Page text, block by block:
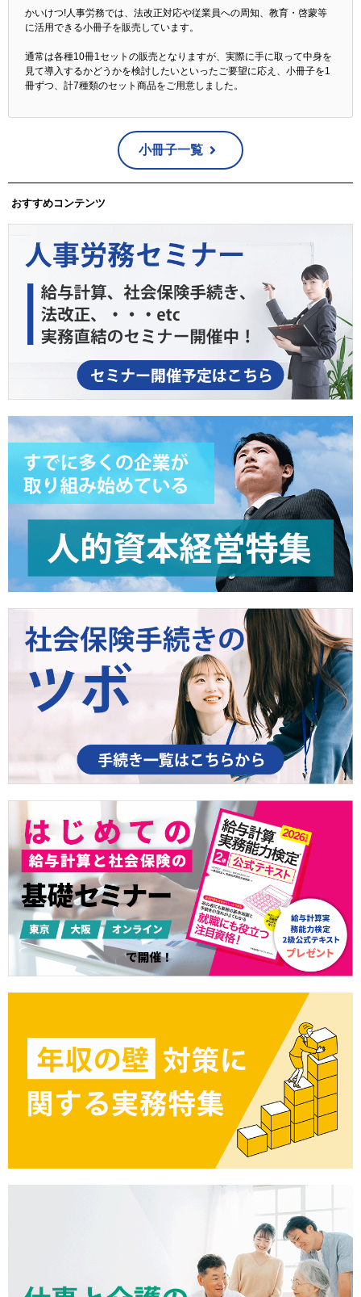
かいけつ!人事労務では、法改正対応や従業員への周知、教育・啓蒙等
に活用できる小冊子を販売しています。
通常は各種10冊1セットの販売となりますが、実際に手に取って中身を
見て導入するかどうかを検討したいといったご要望に応え、小冊子を1
冊ずつ、計7種類のセット商品をご用意しました。
小冊子一覧
おすすめコンテンツ